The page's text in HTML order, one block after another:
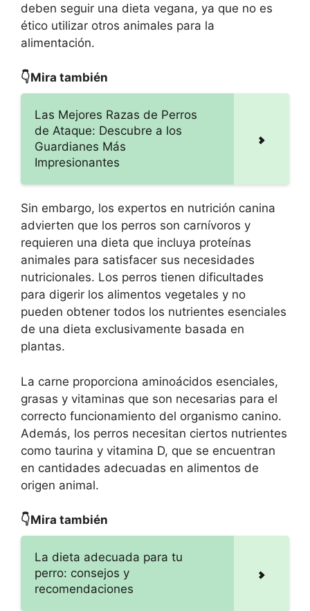
deben seguir una dieta vegana, ya que no es
ético utilizar otros animales para la
alimentación.
👇Mira también
Las Mejores Razas de Perros
de Ataque: Descubre a los
Guardianes Más
Impresionantes
Sin embargo, los expertos en nutrición canina
advierten que los perros son carnívoros y
requieren una dieta que incluya proteínas
animales para satisfacer sus necesidades
nutricionales. Los perros tienen dificultades
para digerir los alimentos vegetales y no
pueden obtener todos los nutrientes esenciales
de una dieta exclusivamente basada en
plantas.
La carne proporciona aminoácidos esenciales,
grasas y vitaminas que son necesarias para el
correcto funcionamiento del organismo canino.
Además, los perros necesitan ciertos nutrientes
como taurina y vitamina D, que se encuentran
en cantidades adecuadas en alimentos de
origen animal.
👇Mira también
La dieta adecuada para tu
perro: consejos y
recomendaciones